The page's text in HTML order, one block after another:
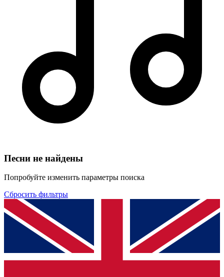
Песни не найдены
Попробуйте изменить параметры поиска
Сбросить фильтры